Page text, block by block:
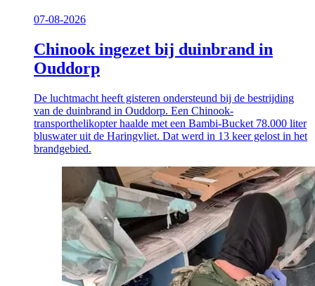
07-08-2026
Chinook ingezet bij duinbrand in
Ouddorp
De luchtmacht heeft gisteren ondersteund bij de bestrijding
van de duinbrand in Ouddorp. Een Chinook-
transporthelikopter haalde met een Bambi-Bucket 78.000 liter
bluswater uit de Haringvliet. Dat werd in 13 keer gelost in het
brandgebied.